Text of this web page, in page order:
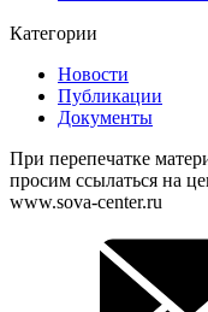
Категории
Новости
Публикации
Документы
При перепечатке
просим ссылаться на
www.sova-center.ru